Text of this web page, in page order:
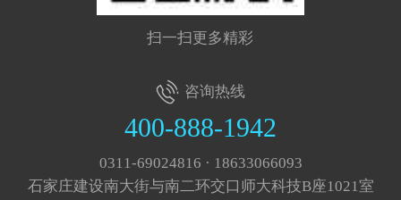
扫一扫更多精彩
咨询热线
400-888-1942
0311-69024816 · 18633066093
石家庄建设南大街与南二环交口师大科技B座1021室